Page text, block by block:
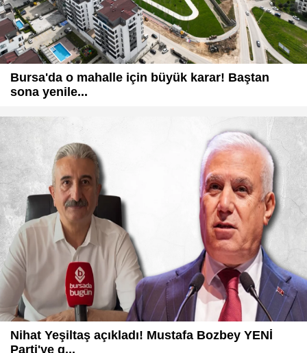
Bursa'da o mahalle için büyük karar! Baştan
sona yenile...
Nihat Yeşiltaş açıkladı! Mustafa Bozbey YENİ
Parti'ye g...